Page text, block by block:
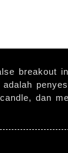
breakout
dan